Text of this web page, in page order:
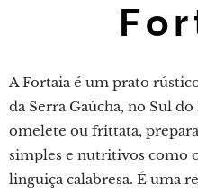
A Fortaia é um prato
da Serra Gaúcha, no Sul
omelete ou frittata,
simples e nutritivos como
linguiça calabresa. É uma